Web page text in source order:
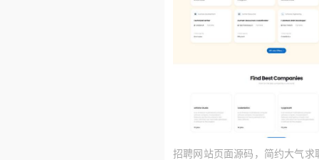
招聘网站页面源码，简约大气求